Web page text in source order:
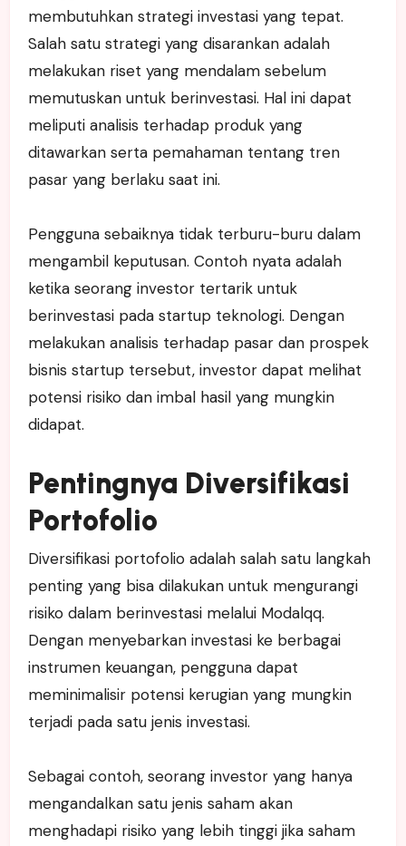
membutuhkan strategi investasi yang tepat.
Salah satu strategi yang disarankan adalah
melakukan riset yang mendalam sebelum
memutuskan untuk berinvestasi. Hal ini dapat
meliputi analisis terhadap produk yang
ditawarkan serta pemahaman tentang tren
pasar yang berlaku saat ini.
Pengguna sebaiknya tidak terburu-buru dalam
mengambil keputusan. Contoh nyata adalah
ketika seorang investor tertarik untuk
berinvestasi pada startup teknologi. Dengan
melakukan analisis terhadap pasar dan prospek
bisnis startup tersebut, investor dapat melihat
potensi risiko dan imbal hasil yang mungkin
didapat.
Pentingnya Diversifikasi
Portofolio
Diversifikasi portofolio adalah salah satu langkah
penting yang bisa dilakukan untuk mengurangi
risiko dalam berinvestasi melalui Modalqq.
Dengan menyebarkan investasi ke berbagai
instrumen keuangan, pengguna dapat
meminimalisir potensi kerugian yang mungkin
terjadi pada satu jenis investasi.
Sebagai contoh, seorang investor yang hanya
mengandalkan satu jenis saham akan
menghadapi risiko yang lebih tinggi jika saham